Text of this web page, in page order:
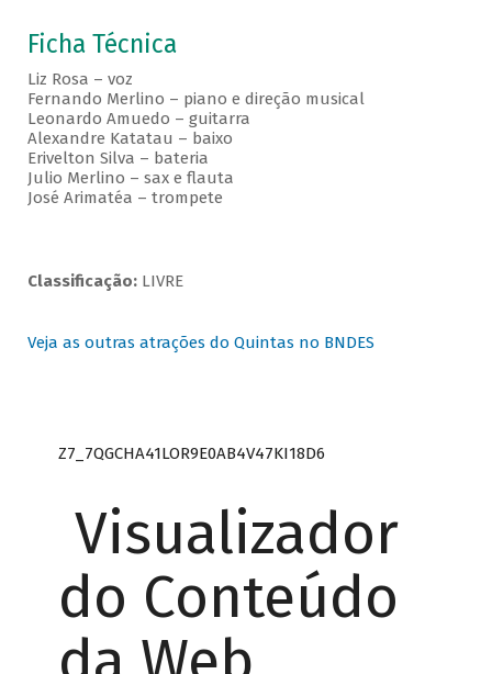
Ficha Técnica
Liz Rosa – voz
Fernando Merlino – piano e direção musical
Leonardo Amuedo – guitarra
Alexandre Katatau – baixo
Erivelton Silva – bateria
Julio Merlino – sax e flauta
José Arimatéa – trompete
Classificação: LIVRE
Veja as outras atrações do Quintas no BNDES
Z7_7QGCHA41LOR9E0AB4V47KI18D6
Visualizador
do Conteúdo